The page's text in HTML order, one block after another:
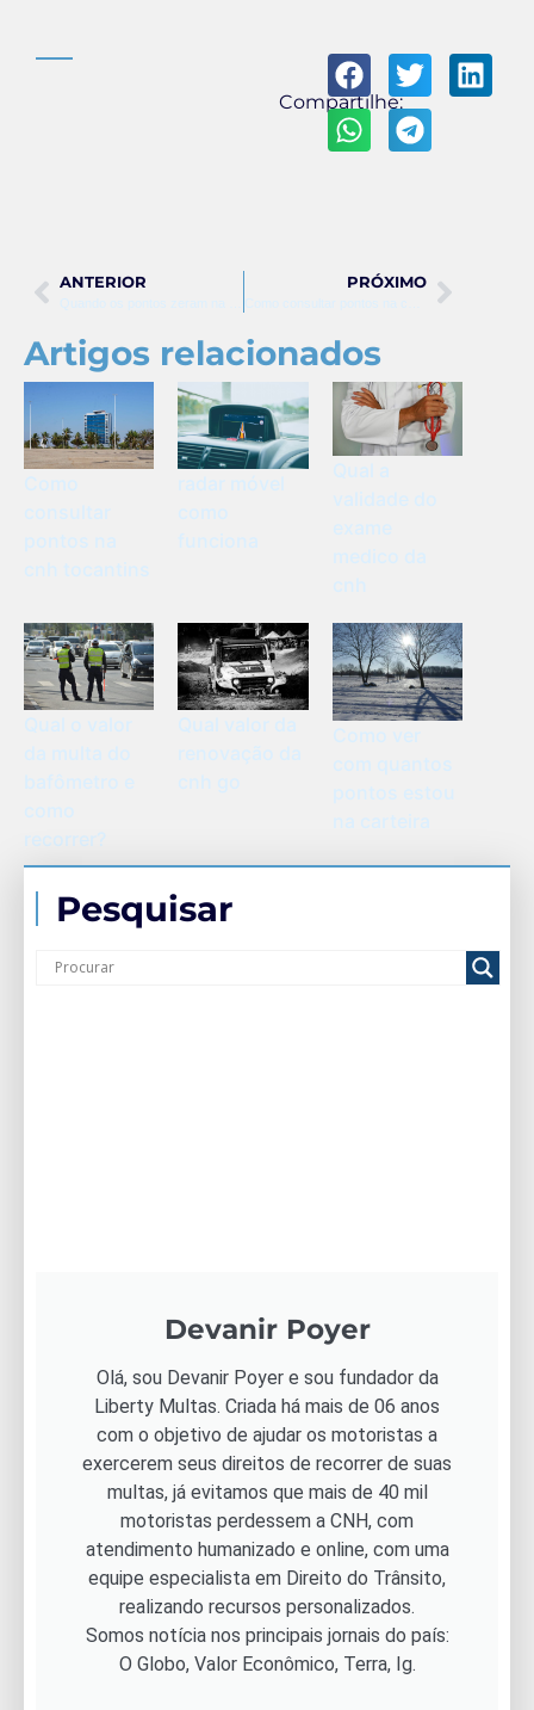
Compartilhe:
ANTERIOR PRÓXIMO
Artigos relacionados
recorrer?
Pesquisar
Devanir Poyer
Olá, sou Devanir Poyer e sou fundador da
Liberty Multas. Criada há mais de 06 anos
com o objetivo de ajudar os motoristas a
exercerem seus direitos de recorrer de suas
multas, já evitamos que mais de 40 mil
motoristas perdessem a CNH, com
atendimento humanizado e online, com uma
equipe especialista em Direito do Trânsito,
realizando recursos personalizados.
Somos notícia nos principais jornais do país:
O Globo, Valor Econômico, Terra, Ig.